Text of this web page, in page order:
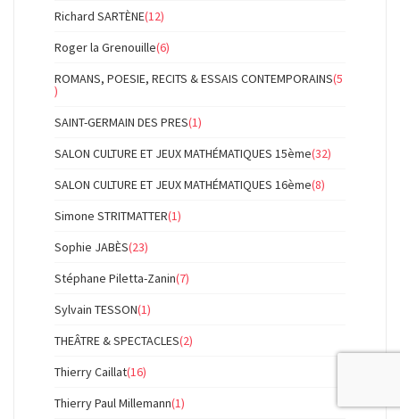
Richard SARTÈNE(12)
Roger la Grenouille(6)
ROMANS, POESIE, RECITS & ESSAIS CONTEMPORAINS(5
)
SAINT-GERMAIN DES PRES(1)
SALON CULTURE ET JEUX MATHÉMATIQUES 15ème(32)
SALON CULTURE ET JEUX MATHÉMATIQUES 16ème(8)
Simone STRITMATTER(1)
Sophie JABÈS(23)
Stéphane Piletta-Zanin(7)
Sylvain TESSON(1)
THEÂTRE & SPECTACLES(2)
Thierry Caillat(16)
Thierry Paul Millemann(1)